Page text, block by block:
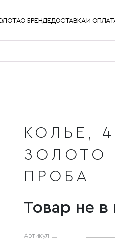
О БРЕНДЕДОСТАВКА И
КОЛЬЕ,
ЗОЛОТО
ПРОБА
Товар не в
Артикул